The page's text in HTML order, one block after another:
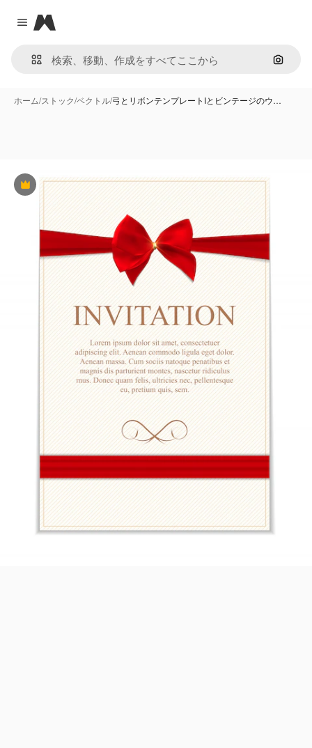
Close menu
Magnific
画像で
ホーム/ストック/ベクトル/弓とリボンテンプレートIとビンテージのウ…
Premium